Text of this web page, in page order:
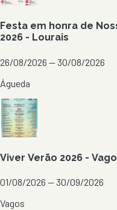
Festa em honra de
2026 - Lourais
26/08/2026 — 30/08/2026
Águeda
Viver Verão 2026 -
01/08/2026 — 30/09/2026
Vagos